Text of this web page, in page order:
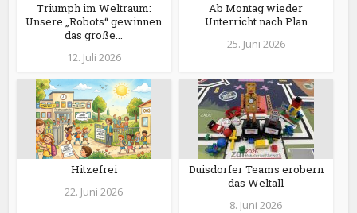
Triumph im Weltraum:
Unsere „Robots“ gewinnen
das große...
12. Juli 2026
Ab Montag wieder
Unterricht nach Plan
25. Juni 2026
Hitzefrei
22. Juni 2026
Duisdorfer Teams erobern
das Weltall
8. Juni 2026